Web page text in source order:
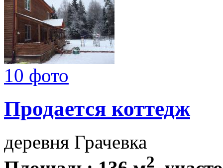
10 фото
Продается коттедж
деревня Грачевка
2